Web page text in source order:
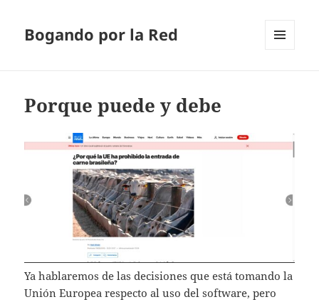
Bogando por la Red
Porque puede y debe
Ya hablaremos de las decisiones que está tomando la
Unión Europea respecto al uso del software, pero